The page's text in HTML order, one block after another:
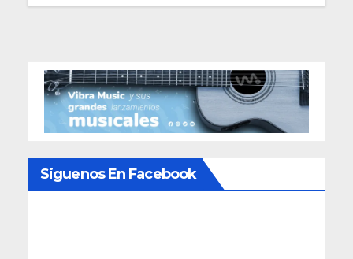
Siguenos En Facebook